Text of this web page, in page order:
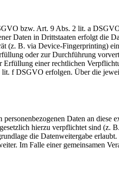
bzw. Art. 9 Abs. 2 lit. a
Daten in Drittstaaten erfolgt die
(z. B. via Device-Fingerprinting)
oder zur Durchführung
einer rechtlichen
lit. f DSGVO erfolgen. Über die
Daten an diese
hierzu verpflichtet sind (z.
die Datenweitergabe
Im Falle einer gemeinsamen